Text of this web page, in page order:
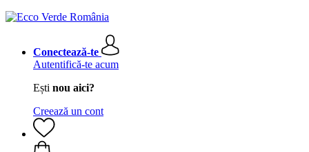
Conectează-te
Autentifică-te acum
Ești nou aici?
Creează un cont